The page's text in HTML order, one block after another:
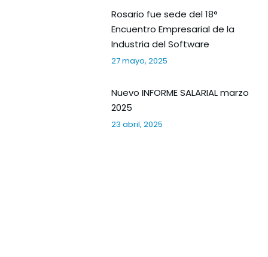
Rosario fue sede del 18°
Encuentro Empresarial de la
Industria del Software
27 mayo, 2025
Nuevo INFORME SALARIAL marzo
2025
23 abril, 2025